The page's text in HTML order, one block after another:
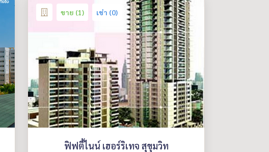
ขาย (1) เช่า (0)
ฟิฟตี้ไนน์ เฮอร์ริเทจ สุขุมวิท